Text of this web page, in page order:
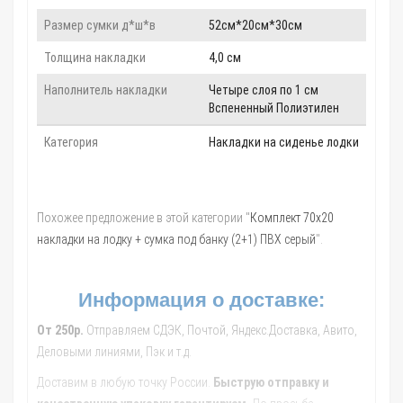
Размер сумки д*ш*в 52см*20см*30см
Толщина накладки 4,0 см
Наполнитель накладки
Четыре слоя по 1 см
Вспененный Полиэтилен
Категория Накладки на сиденье лодки
Похожее предложение в этой категории "Комплект 70х20
накладки на лодку + сумка под банку (2+1) ПВХ серый".
Информация о доставке:
От 250р. Отправляем СДЭК, Почтой, Яндекс.Доставка, Авито,
Деловыми линиями, Пэк и т.д.
Доставим в любую точку России.
Быструю отправку и